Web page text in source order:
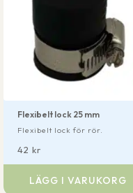
Flexibelt lock 25 mm
42 kr
Flexibelt lock för rör.
LÄGG I VARUKORG